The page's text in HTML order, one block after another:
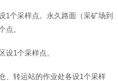
1个采样点。永久路面（采矿场到
点。
设1个采样点。
、转运站的作业处各设1个采样